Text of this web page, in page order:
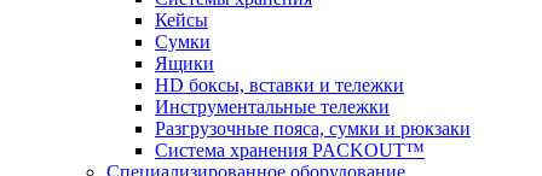
Кейсы
Сумки
Ящики
HD боксы, вставки и тележки
Инструментальные тележки
Разгрузочные пояса, сумки и рюкзаки
Система хранения PACKOUT™
Специализированное оборудование